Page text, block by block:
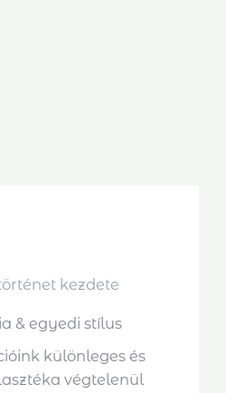
kezdete
& egyedi stílus
különleges és
végtelenül